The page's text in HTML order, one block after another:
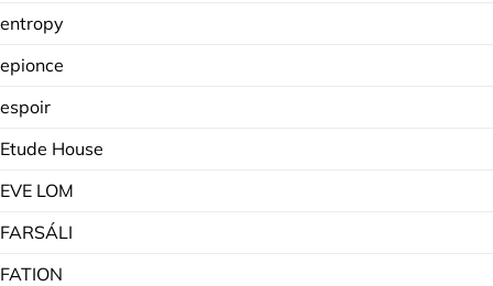
entropy
epionce
espoir
Etude House
EVE LOM
FARSÁLI
FATION